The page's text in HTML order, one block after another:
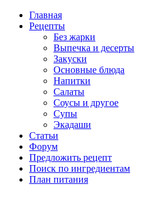
Главная
Рецепты
Без жарки
Выпечка и десерты
Закуски
Основные блюда
Напитки
Салаты
Соусы и другое
Супы
Экадаши
Статьи
Форум
Предложить рецепт
Поиск по ингредиентам
План питания